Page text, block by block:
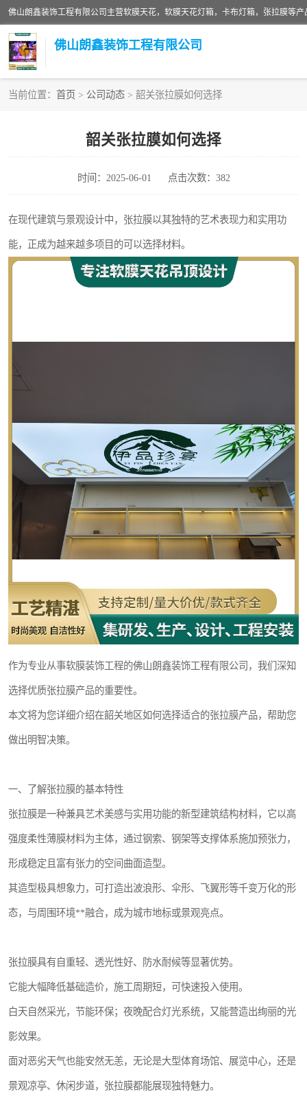
佛山朗鑫装饰工程有限公司
当前位置： 首页 > 公司动态 > 韶关张拉膜如何选择
韶关张拉膜如何选择
时间：2025-06-01 点击次数：382
在现代建筑与景观设计中，张拉膜以其独特的艺术表现力和实用功
能，正成为越来越多项目的可以选择材料。
作为专业从事软膜装饰工程的佛山朗鑫装饰工程有限公司，我们深知
选择优质张拉膜产品的重要性。
本文将为您详细介绍在韶关地区如何选择适合的张拉膜产品，帮助您
做出明智决策。
一、了解张拉膜的基本特性
张拉膜是一种兼具艺术美感与实用功能的新型建筑结构材料，它以高
强度柔性薄膜材料为主体，通过钢索、钢架等支撑体系施加预张力，
形成稳定且富有张力的空间曲面造型。
其造型极具想象力，可打造出波浪形、伞形、飞翼形等千变万化的形
态，与周围环境**融合，成为城市地标或景观亮点。
张拉膜具有自重轻、透光性好、防水耐候等显著优势。
它能大幅降低基础造价，施工周期短，可快速投入使用。
白天自然采光，节能环保；夜晚配合灯光系统，又能营造出绚丽的光
影效果。
面对恶劣天气也能安然无恙，无论是大型体育场馆、展览中心，还是
景观凉亭、休闲步道，张拉膜都能展现独特魅力。